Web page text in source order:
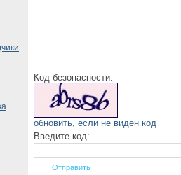
Код безопасности:
обновить, если не виден код
Введите код: